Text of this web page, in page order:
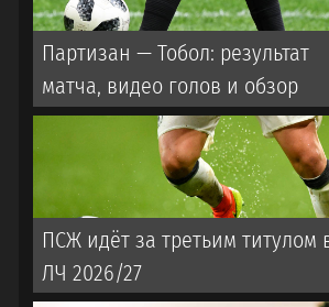
Партизан — Тобол: результат
матча, видео голов и обзор
ПСЖ идёт за третьим титулом
ЛЧ 2026/27